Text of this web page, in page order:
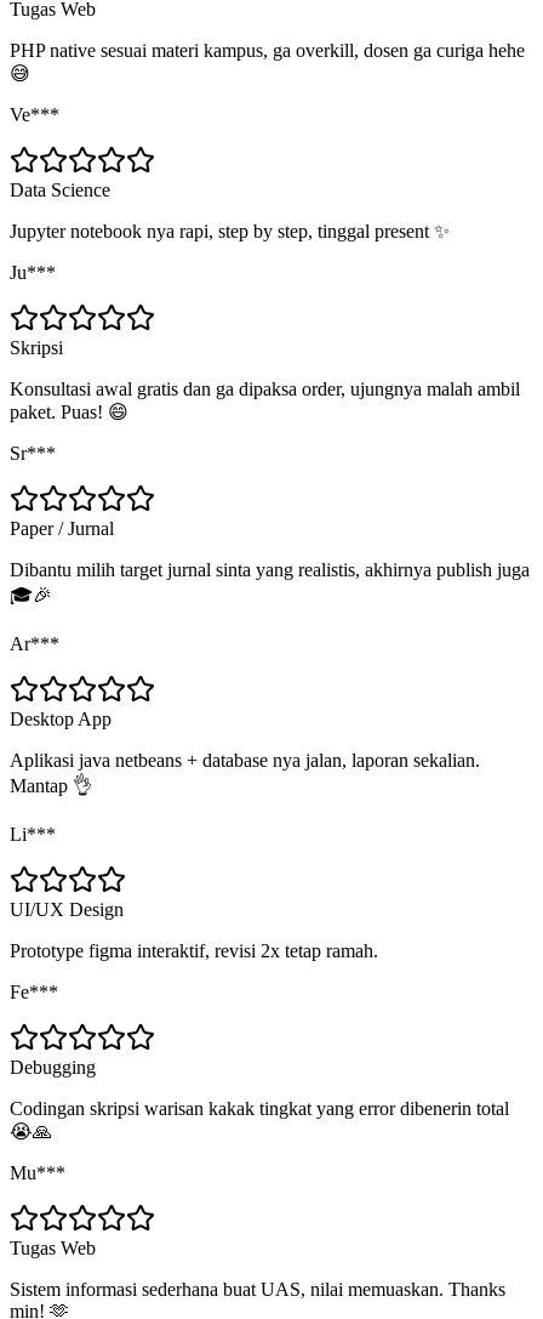
Tugas Web
PHP native sesuai materi kampus, ga overkill, dosen ga curiga hehe
😅
Ve***
Data Science
Jupyter notebook nya rapi, step by step, tinggal present ✨
Ju***
Skripsi
Konsultasi awal gratis dan ga dipaksa order, ujungnya malah ambil
paket. Puas! 😄
Sr***
Paper / Jurnal
Dibantu milih target jurnal sinta yang realistis, akhirnya publish juga
🎓🎉
Ar***
Desktop App
Aplikasi java netbeans + database nya jalan, laporan sekalian.
Mantap 👌
Li***
UI/UX Design
Prototype figma interaktif, revisi 2x tetap ramah.
Fe***
Debugging
Codingan skripsi warisan kakak tingkat yang error dibenerin total
😭🙏
Mu***
Tugas Web
Sistem informasi sederhana buat UAS, nilai memuaskan. Thanks
min! 🫶